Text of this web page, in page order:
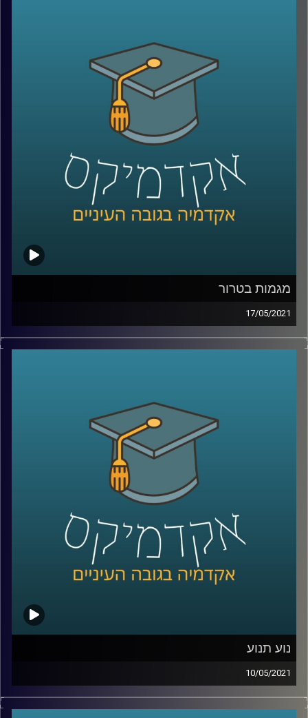
יש סיבה שאתם אולי מתקשים לדמיין זאת, משום שישנם
אתגרים בשימוש באנרגיות מתחדשות לשם הפקת חשמל
סדירה, אך במחקרו מסביר ד"ר צבי באום מביה"ס לקיימות
באוניברסיטת ריימן מהם בדיוק האתגרים הללו, כיצד ניתן
להתגבר עליהם, ומתאר באמצעות סקר אותו ערך במסגרת
מחקרו שבעצם הרבה יותר אנשים מוכנים לעשות שינוי באורח
החיים שלהם למען השימוש בחשמל המופק מאנרגיות
קרדיט תמונות:AudioVersity
מגמות בטרור
17/05/2021
בתיזמון כמעט מזעזע, פרופ' בועז גנור, ראש המכון למדיניות
נגד טרור (ICT) ולשעבר דיקן בית ספר לאודר לממשל,
מהי הגדרתו של פרופ' גנור לטרור? למה כה קשה להגיע
להסכמות ביחס להגדרה אחת? מיהם הזאבים הבודדים ומה
מניע אותם לפעולות טרור? ומה עומדים להיות האתגרים
העתידיים ביחס לחקר הטרור?
AudioVersity
נוע תנוע
10/05/2021
עומדים בפקקים? שורפים זמן מיותר בחיפוש אחר חנייה?
אתם ממש לא לבד, ונראה שבזמן הקרוב לא ימצא פתרון